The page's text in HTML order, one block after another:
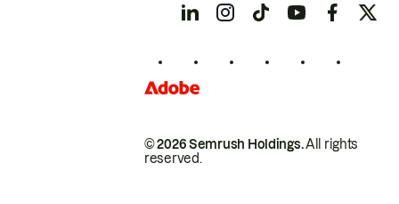
© 2026 Semrush Holdings.All rights
reserved.